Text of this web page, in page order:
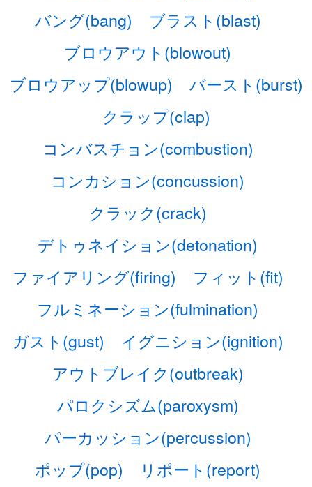
バング(bang)
ブラスト(blast)
ブロウアウト(blowout)
ブロウアップ(blowup)
バースト(burst)
クラップ(clap)
コンバスチョン(combustion)
コンカション(concussion)
クラック(crack)
デトゥネイション(detonation)
ファイアリング(firing)
フィット(fit)
フルミネーション(fulmination)
ガスト(gust)
イグニション(ignition)
アウトブレイク(outbreak)
パロクシズム(paroxysm)
パーカッション(percussion)
ポップ(pop)
リポート(report)